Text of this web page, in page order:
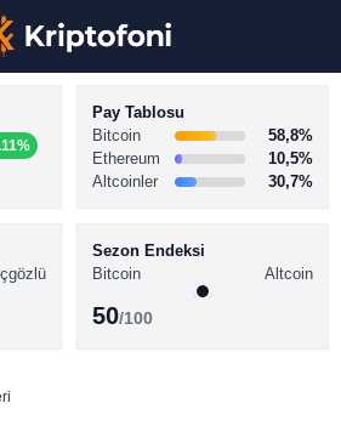
Pay Tablosu
Bitcoin
58,8%
Ethereum
10,5%
Altcoinler
30,7%
Sezon Endeksi
Bitcoin
Altcoin
50/100